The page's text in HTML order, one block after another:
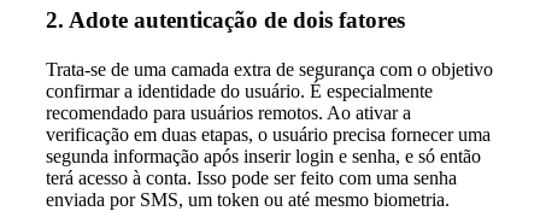
2. Adote autenticação de dois fatores
Trata-se de uma camada extra de segurança com o objetivo
confirmar a identidade do usuário. É especialmente
recomendado para usuários remotos. Ao ativar a
verificação em duas etapas, o usuário precisa fornecer uma
segunda informação após inserir login e senha, e só então
terá acesso à conta. Isso pode ser feito com uma senha
enviada por SMS, um token ou até mesmo biometria.